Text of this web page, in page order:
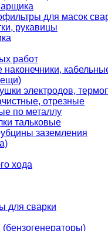
для масок
рукавицы
работ
наконечники,
электродов,
отрезные
по металлу
тальковые
заземления
хода
для сварки